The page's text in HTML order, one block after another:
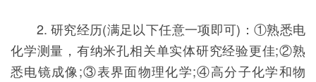
2. 研究经历(满足以下任意一项即可)：①熟悉电
化学测量，有纳米孔相关单实体研究经验更佳;②熟
悉电镜成像;③表界面物理化学;④高分子化学和物